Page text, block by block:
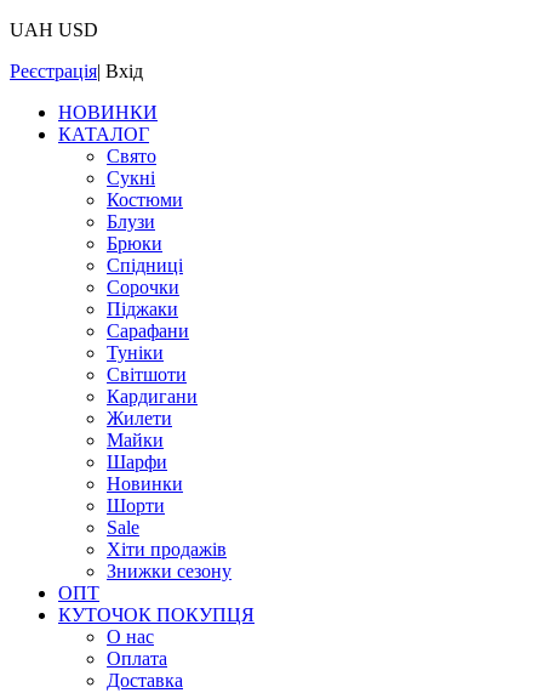
UAH USD
Реєстрація| Вхід
НОВИНКИ
КАТАЛОГ
Свято
Сукні
Костюми
Блузи
Брюки
Спідниці
Сорочки
Піджаки
Сарафани
Туніки
Світшоти
Кардигани
Жилети
Майки
Шарфи
Новинки
Шорти
Sale
Хіти продажів
Знижки сезону
ОПТ
КУТОЧОК ПОКУПЦЯ
О нас
Оплата
Доставка